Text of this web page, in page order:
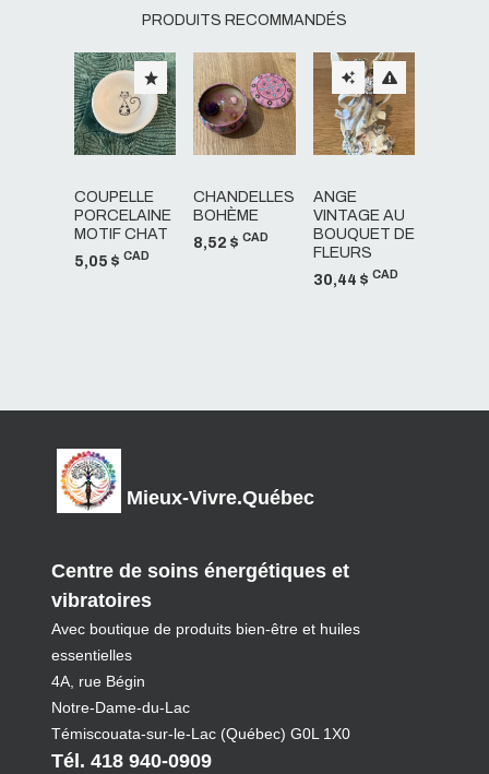
PRODUITS RECOMMANDÉS
COUPELLE
PORCELAINE
MOTIF CHAT
5,05 $ CAD
CHANDELLES
BOHÈME
8,52 $CAD
ANGE
VINTAGE AU
BOUQUET DE
FLEURS
30,44 $ CAD
Mieux-Vivre.Québec
Centre de soins énergétiques et
vibratoires
Avec boutique de produits bien-être et huiles
essentielles
4A, rue Bégin
Notre-Dame-du-Lac
Témiscouata-sur-le-Lac (Québec) G0L 1X0
Tél. 418 940-0909